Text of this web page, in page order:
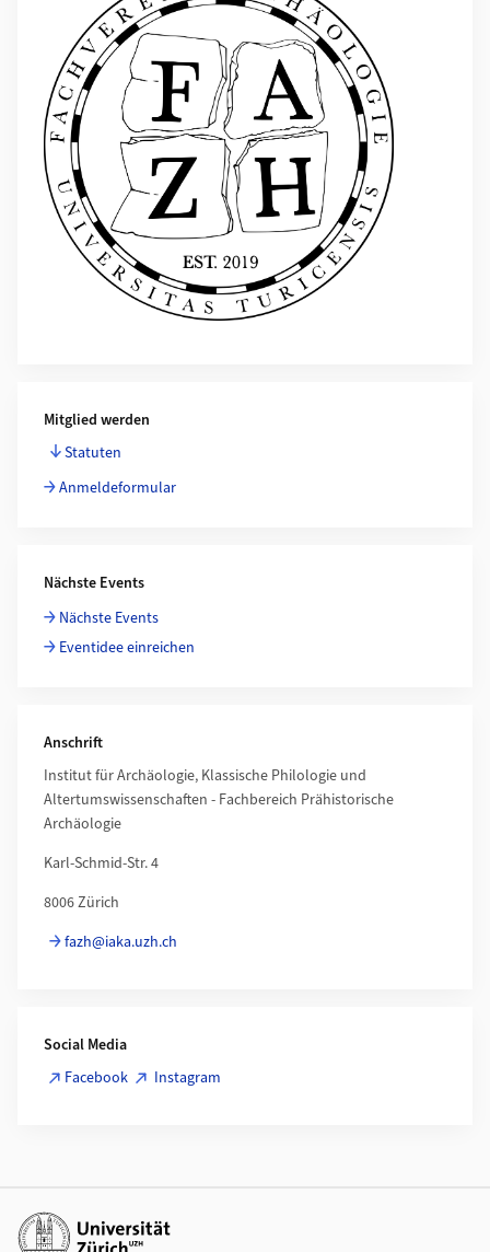
Mitglied werden
Statuten
Anmeldeformular
Nächste Events
Nächste Events
Eventidee einreichen
Anschrift
Institut für Archäologie, Klassische Philologie und
Altertumswissenschaften - Fachbereich Prähistorische
Archäologie
Karl-Schmid-Str. 4
8006 Zürich
fazh@iaka.uzh.ch
Social Media
Facebook
Instagram
Weiterführende Links